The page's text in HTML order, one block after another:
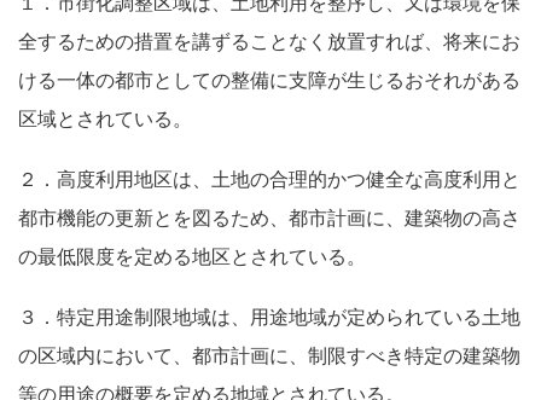
全するための措置を講ずることなく放置すれば、将来にお
ける一体の都市としての整備に支障が生じるおそれがある
区域とされている。
２．高度利用地区は、土地の合理的かつ健全な高度利用と
都市機能の更新とを図るため、都市計画に、建築物の高さ
の最低限度を定める地区とされている。
３．特定用途制限地域は、用途地域が定められている土地
の区域内において、都市計画に、制限すべき特定の建築物
等の用途の概要を定める地域とされている。